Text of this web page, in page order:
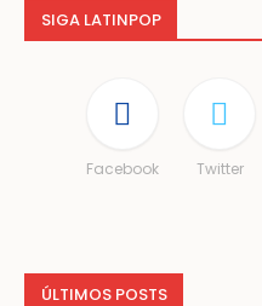
SIGA LATINPOP
Facebook Twitter
ÚLTIMOS POSTS